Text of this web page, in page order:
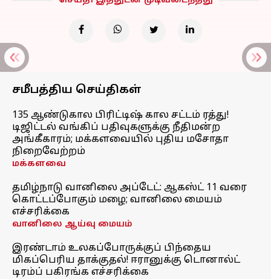
சமீபத்திய செய்திகள்
135 ஆண்டுகால பிரிட்டிஷ் கால சட்டம் ரத்து!
டிஜிட்டல் வங்கிப் பதிவுகளுக்கு நீதிமன்ற
அங்கீகாரம்; மக்களவையில் புதிய மசோதா
நிறைவேற்றம்
மக்களவை
தமிழ்நாடு வானிலை அப்டேட்: ஆகஸ்ட் 11 வரை
கொட்டப்போகும் மழை; வானிலை மையம்
எச்சரிக்கை
வானிலை ஆய்வு மையம்
இரண்டாம் உலகப்போருக்குப் பிந்தைய
மிகப்பெரிய தாக்குதல்! ஈரானுக்கு டொனால்ட்
டிரம்ப் பகிரங்க எச்சரிக்கை